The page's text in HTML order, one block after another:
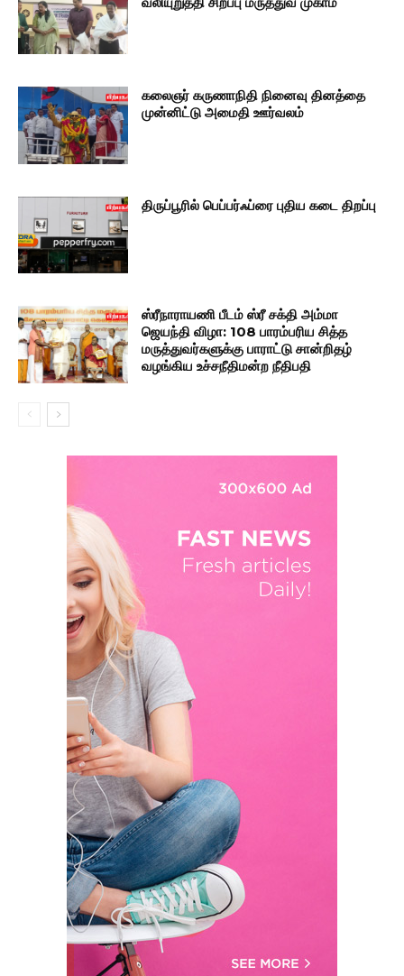
கலைஞர் கருணாநிதி நினைவு தினத்தை
முன்னிட்டு அமைதி ஊர்வலம்
திருப்பூரில் பெப்பர்ஃப்ரை புதிய கடை திறப்பு
ஸ்ரீநாராயணி பீடம் ஸ்ரீ சக்தி அம்மா
ஜெயந்தி விழா: 108 பாரம்பரிய சித்த
மருத்துவர்களுக்கு பாராட்டு சான்றிதழ்
வழங்கிய உச்சநீதிமன்ற நீதிபதி